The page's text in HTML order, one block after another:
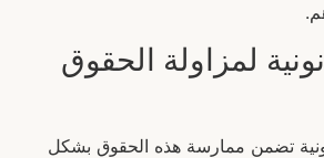
لمزاولة الحقوق
تضمن ممارسة هذه الحقوق بشكل